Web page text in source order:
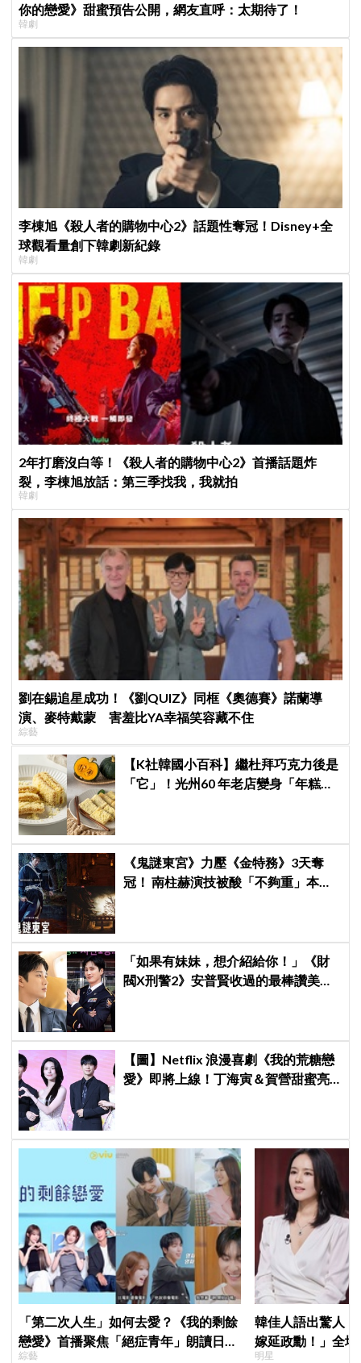
你的戀愛》甜蜜預告公開，網友直呼：太期待了！
韓劇
李棟旭《殺人者的購物中心2》話題性奪冠！Disney+全
球觀看量創下韓劇新紀錄
韓劇
2年打磨沒白等！《殺人者的購物中心2》首播話題炸
裂，李棟旭放話：第三季找我，我就拍
韓劇
劉在錫追星成功！《劉QUIZ》同框《奧德賽》諾蘭導
演、麥特戴蒙 害羞比YA幸福笑容藏不住
綜藝
【K社韓國小百科】繼杜拜巧克力後是
「它」！光州60 年老店變身「年糕界
《鬼謎東宮》力壓《金特務》3天奪
冠！ 南柱赫演技被酸「不夠重」本人
「如果有妹妹，想介紹給你！」《財
閥X刑警2》安普賢收過的最棒讚美，
【圖】Netflix 浪漫喜劇《我的荒糖戀
愛》即將上線！丁海寅＆賀營甜蜜亮
「第二次人生」如何去愛？《我的剩餘
戀愛》首播聚焦「絕症青年」朗讀日記
綜藝
韓佳人語出驚人
嫁延政勳！」全
明星